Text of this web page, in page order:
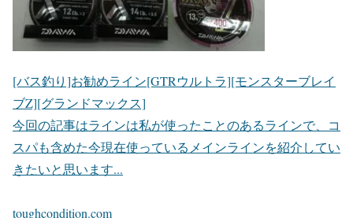
[バス釣り]お勧めライン[GTRウルトラ][モンスターブレイ
ブZ][グランドマックス]
今回の記事はラインは私が使ったことのあるラインで、コ
スパも含めた今現在使っているメインラインを紹介してい
きたいと思います...
toughcondition.com